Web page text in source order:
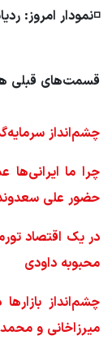
◽️نمودار امروز:
قسمت‌های قبلی
چشم‌انداز
چرا ما
حضور علی
در یک اقتصاد
محبوبه داودی
چشم‌انداز
میرزاخانی و